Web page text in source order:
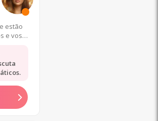
Consultas
estão
e vos